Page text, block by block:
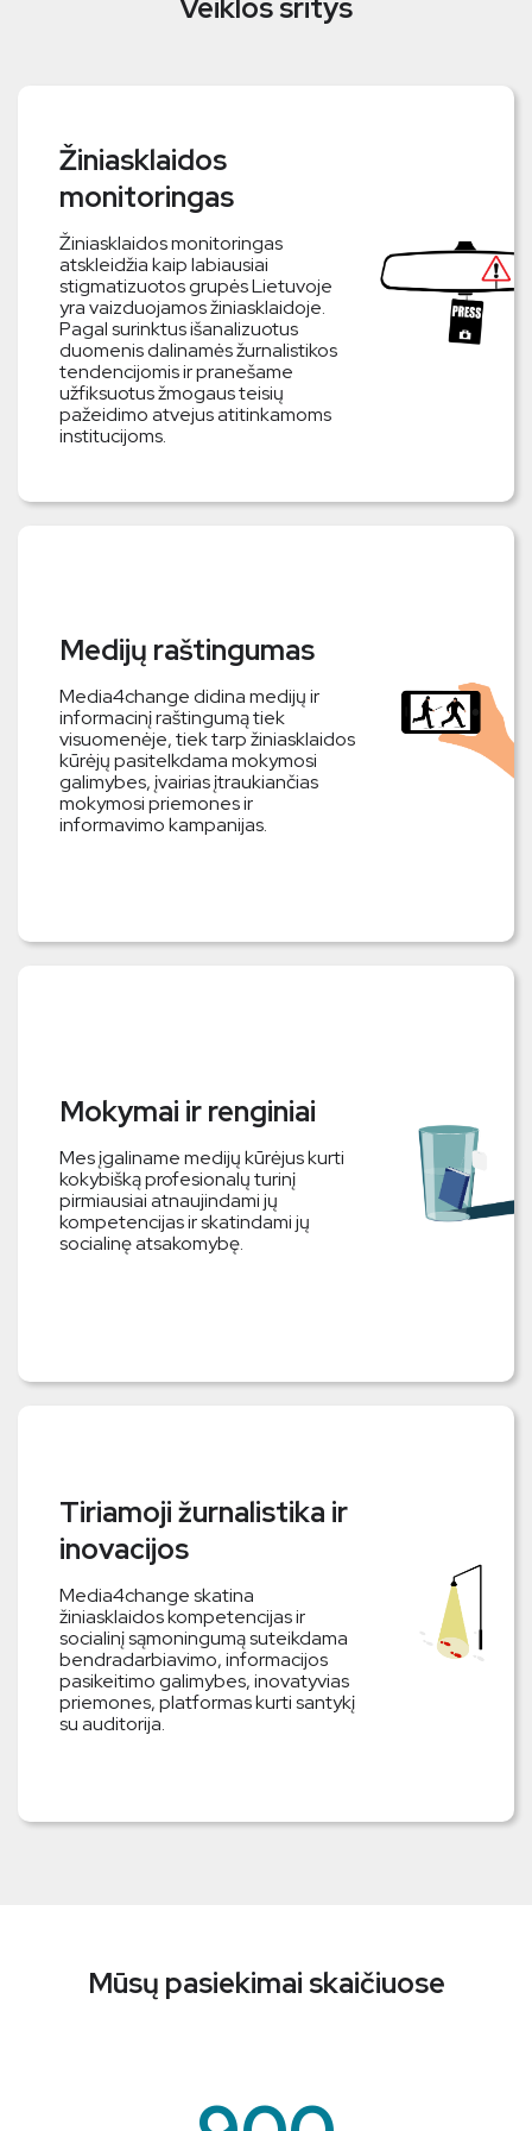
Veiklos sritys
Žiniasklaidos
monitoringas
Žiniasklaidos monitoringas
atskleidžia kaip labiausiai
stigmatizuotos grupės Lietuvoje
yra vaizduojamos žiniasklaidoje.
Pagal surinktus išanalizuotus
duomenis dalinamės žurnalistikos
tendencijomis ir pranešame
užfiksuotus žmogaus teisių
pažeidimo atvejus atitinkamoms
institucijoms.
Medijų raštingumas
Media4change didina medijų ir
informacinį raštingumą tiek
visuomenėje, tiek tarp žiniasklaidos
kūrėjų pasitelkdama mokymosi
galimybes, įvairias įtraukiančias
mokymosi priemones ir
informavimo kampanijas.
Mokymai ir renginiai
Mes įgaliname medijų kūrėjus kurti
kokybišką profesionalų turinį
pirmiausiai atnaujindami jų
kompetencijas ir skatindami jų
socialinę atsakomybę.
Tiriamoji žurnalistika ir
inovacijos
Media4change skatina
žiniasklaidos kompetencijas ir
socialinį sąmoningumą suteikdama
bendradarbiavimo, informacijos
pasikeitimo galimybes, inovatyvias
priemones, platformas kurti santykį
su auditorija.
Mūsų pasiekimai skaičiuose